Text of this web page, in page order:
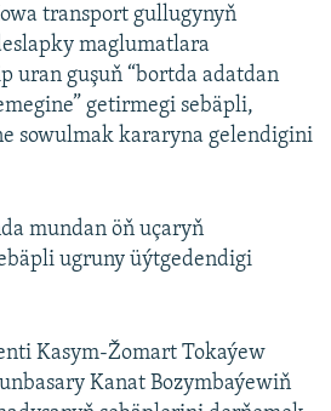
transport gullugynyň
maglumatlara
uran guşuň “bortda adatdan
getirmegi sebäpli,
sowulmak kararyna gelendigini
mundan öň uçaryň
ugruny üýtgedendigi
Kasym-Žomart Tokaýew
Kanat Bozymbaýewiň